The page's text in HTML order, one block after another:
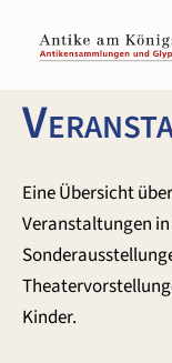
Inhalt
springen
Eine Übersicht
Veranstaltungen
Kinder.